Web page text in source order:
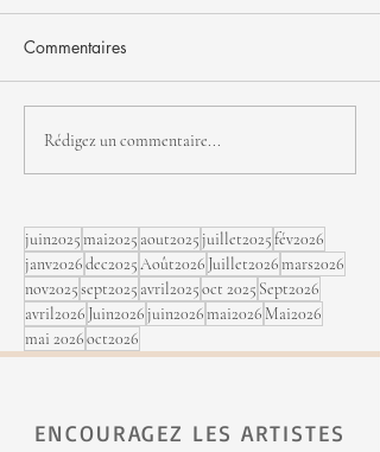
Commentaires
Rédigez un commentaire...
juin2025mai2025 aout2025juillet2025fév2026
janv2026dec2025Août2026 Juillet2026mars2026
nov2025sept2025 avril2025oct 2025 Sept2026
avril2026 Juin2026juin2026mai2026 Mai2026
mai 2026oct2026
ENCOURAGEZ LES ARTISTES